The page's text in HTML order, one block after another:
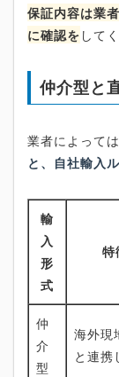
保証内容は業
に確認を して
仲介型と
業者によっては
と、自社輸入
輸
入
形
式
特
仲
介
型
海外現
と連携